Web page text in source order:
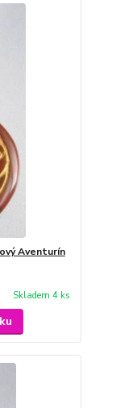
Aventurín
Skladem 4 ks